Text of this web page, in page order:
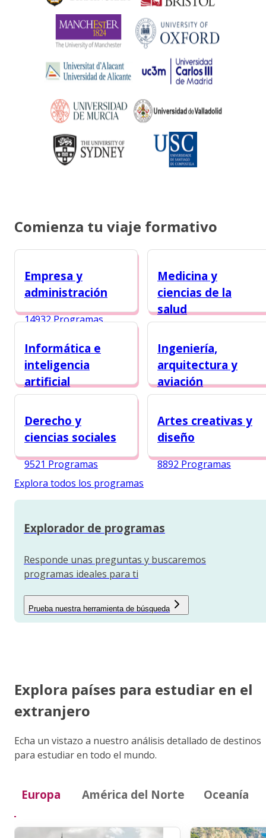
Comienza tu viaje formativo
Empresa y
administración
14932 Programas
Medicina y
ciencias de la
salud
Informática e
inteligencia
artificial
Ingeniería,
arquitectura y
aviación
Derecho y
ciencias sociales
9521 Programas
Artes creativas y
diseño
8892 Programas
Explora todos los programas
Explorador de programas
Responde unas preguntas y buscaremos
programas ideales para ti
Prueba nuestra herramienta de búsqueda
Explora países para estudiar en el
extranjero
Echa un vistazo a nuestro análisis detallado de destinos
para estudiar en todo el mundo.
Europa América del Norte Oceanía